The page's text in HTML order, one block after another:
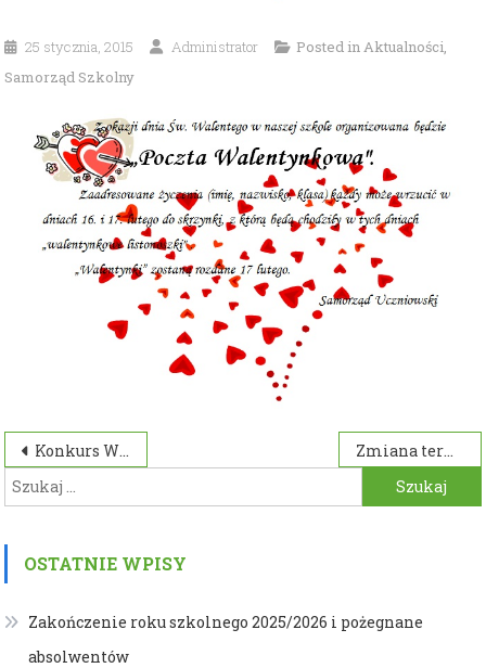
25 stycznia, 2015 Administrator Posted inAktualności,
Samorząd Szkolny
Nawigacja
wpisu
Konkurs Walentynkowy
Zmiana terminu spotkania z rodzicami!!
Szukaj:
OSTATNIE WPISY
Zakończenie roku szkolnego 2025/2026 i pożegnane
absolwentów